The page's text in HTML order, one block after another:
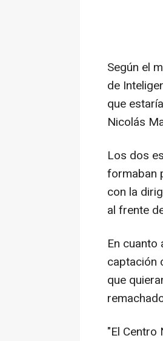
Según el
de
que
Nicolás
Los dos
formaban
con la
al frente
En
captación
que
"El Centro